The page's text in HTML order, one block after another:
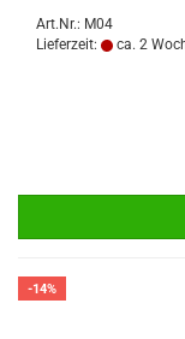
Art.Nr.: M04
Lieferzeit:
ca. 2
-14%